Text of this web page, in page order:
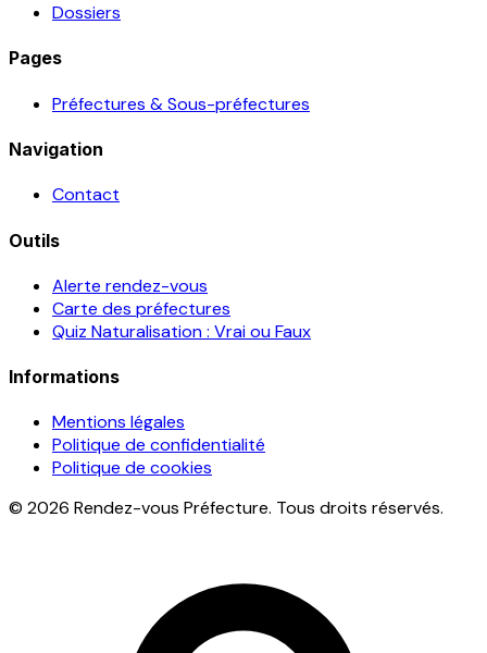
Dossiers
Pages
Préfectures & Sous-préfectures
Navigation
Contact
Outils
Alerte rendez-vous
Carte des préfectures
Quiz Naturalisation : Vrai ou Faux
Informations
Mentions légales
Politique de confidentialité
Politique de cookies
© 2026 Rendez-vous Préfecture. Tous droits réservés.